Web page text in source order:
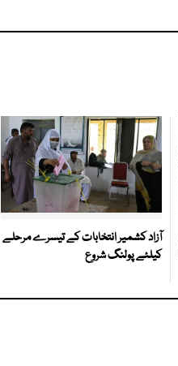
آزاد کشمیر انتخابات کے تیسرے مرحلے
کیلئے پولنگ شروع